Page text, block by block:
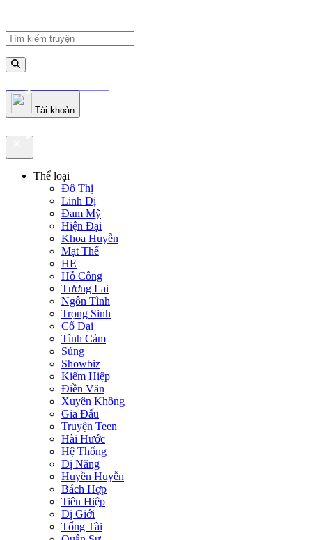
truyenfullz.com
Tài khoản
truyenfullz.com
Thể loại
Đô Thị
Linh Dị
Đam Mỹ
Hiện Đại
Khoa Huyễn
Mạt Thế
HE
Hỗ Công
Tương Lai
Ngôn Tình
Trọng Sinh
Cổ Đại
Tình Cảm
Sủng
Showbiz
Kiếm Hiệp
Điền Văn
Xuyên Không
Gia Đấu
Truyện Teen
Hài Hước
Hệ Thống
Dị Năng
Huyền Huyễn
Bách Hợp
Tiên Hiệp
Dị Giới
Tổng Tài